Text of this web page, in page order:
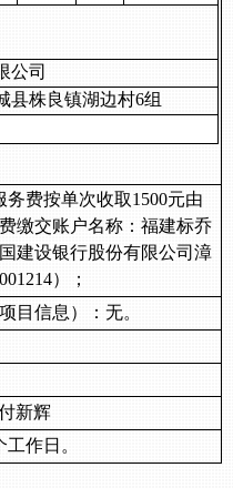
公司
县株良镇湖边村6组
务费按单次收取1500元由
缴交账户名称： 福建标乔
建设银行股份有限公司漳
）；
目信息）：无。
新辉
作日。